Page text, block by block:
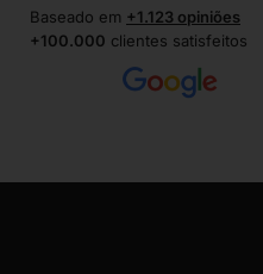
Baseado em +1.123 opiniões
+100.000 clientes satisfeitos